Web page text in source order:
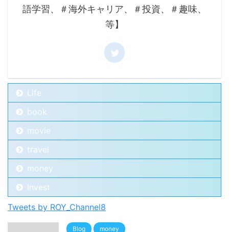
語学習、＃海外キャリア、＃投資、＃趣味、
等】
Life
book
movie
travel
money
Invest
Tweets by ROY_Channel8
Blog money